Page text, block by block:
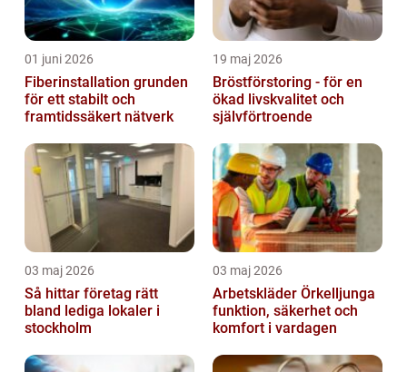
01 juni 2026
Fiberinstallation grunden
för ett stabilt och
framtidssäkert nätverk
19 maj 2026
Bröstförstoring - för en
ökad livskvalitet och
självförtroende
03 maj 2026
Så hittar företag rätt
bland lediga lokaler i
stockholm
03 maj 2026
Arbetskläder Örkelljunga
funktion, säkerhet och
komfort i vardagen